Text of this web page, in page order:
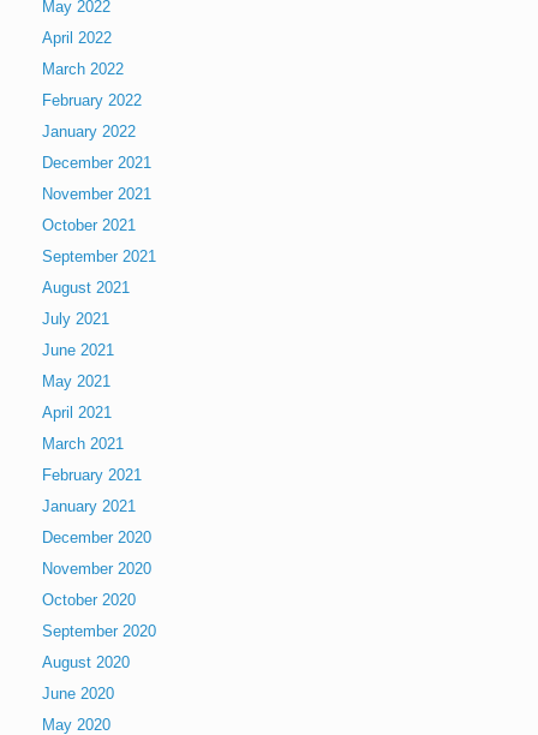
May 2022
April 2022
March 2022
February 2022
January 2022
December 2021
November 2021
October 2021
September 2021
August 2021
July 2021
June 2021
May 2021
April 2021
March 2021
February 2021
January 2021
December 2020
November 2020
October 2020
September 2020
August 2020
June 2020
May 2020